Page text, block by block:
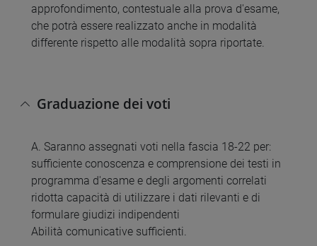
approfondimento, contestuale alla prova d'esame,
che potrà essere realizzato anche in modalità
differente rispetto alle modalità sopra riportate.
Graduazione dei voti
A. Saranno assegnati voti nella fascia 18-22 per:
sufficiente conoscenza e comprensione dei testi in
programma d'esame e degli argomenti correlati
ridotta capacità di utilizzare i dati rilevanti e di
formulare giudizi indipendenti
Abilità comunicative sufficienti.